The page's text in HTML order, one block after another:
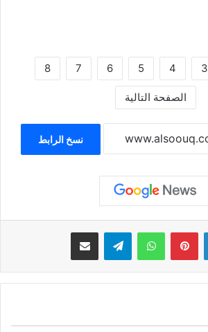
3
4
5
6
7
8
الصفحة التالية
نسخ الرابط
لينكدإن بينتيريستواتساب تيلقرام مشاركة عبر البريد